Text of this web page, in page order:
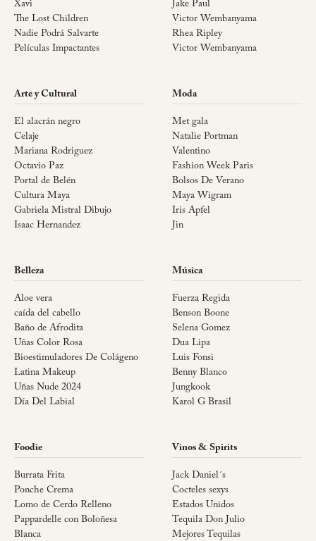
Xavi
The Lost Children
Nadie Podrá Salvarte
Películas Impactantes
Jake Paul
Victor Wembanyama
Rhea Ripley
Victor Wembanyama
Arte y Cultural
El alacrán negro
Celaje
Mariana Rodriguez
Octavio Paz
Portal de Belén
Cultura Maya
Gabriela Mistral Dibujo
Isaac Hernandez
Moda
Met gala
Natalie Portman
Valentino
Fashion Week Paris
Bolsos De Verano
Maya Wigram
Iris Apfel
Jin
Belleza
Aloe vera
caída del cabello
Baño de Afrodita
Uñas Color Rosa
Bioestimuladores De Colágeno
Latina Makeup
Uñas Nude 2024
Día Del Labial
Música
Fuerza Regida
Benson Boone
Selena Gomez
Dua Lipa
Luis Fonsi
Benny Blanco
Jungkook
Karol G Brasil
Foodie
Burrata Frita
Ponche Crema
Lomo de Cerdo Relleno
Pappardelle con Boloñesa
Blanca
Vinos & Spirits
Jack Daniel´s
Cocteles sexys
Estados Unidos
Tequila Don Julio
Mejores Tequilas